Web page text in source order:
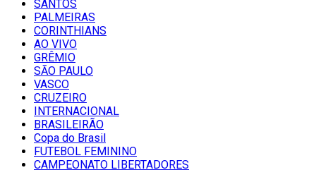
SANTOS
PALMEIRAS
CORINTHIANS
AO VIVO
GRÊMIO
SĀO PAULO
VASCO
CRUZEIRO
INTERNACIONAL
BRASILEIRÃO
Copa do Brasil
FUTEBOL FEMININO
CAMPEONATO LIBERTADORES